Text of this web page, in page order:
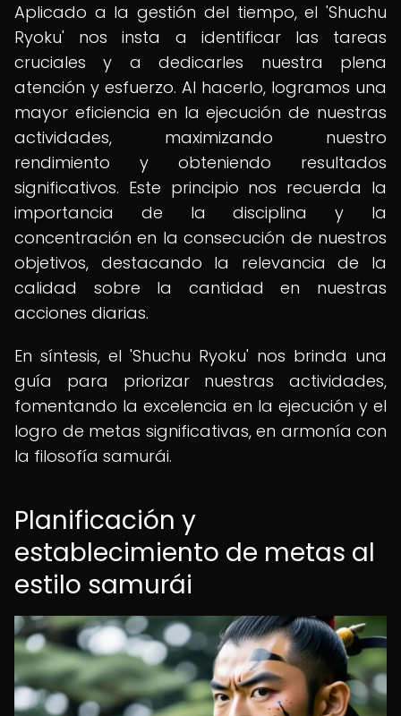
Aplicado a la gestión del tiempo, el 'Shuchu
Ryoku' nos insta a identificar las tareas
cruciales y a dedicarles nuestra plena
atención y esfuerzo. Al hacerlo, logramos una
mayor eficiencia en la ejecución de nuestras
actividades, maximizando nuestro
rendimiento y obteniendo resultados
significativos. Este principio nos recuerda la
importancia de la disciplina y la
concentración en la consecución de nuestros
objetivos, destacando la relevancia de la
calidad sobre la cantidad en nuestras
acciones diarias.
En síntesis, el 'Shuchu Ryoku' nos brinda una
guía para priorizar nuestras actividades,
fomentando la excelencia en la ejecución y el
logro de metas significativas, en armonía con
la filosofía samurái.
Planificación y
establecimiento de metas al
estilo samurái